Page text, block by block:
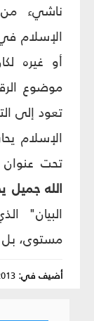
ناشي‏ء من
الإسلام
أو غيره
موضوع
تعود إلى
الإسلام
تحت
الله جميل
البيان"
مستوى، بل
أضيف في: 06-18